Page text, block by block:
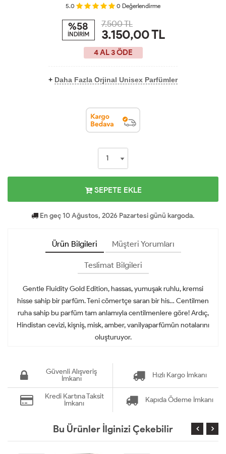
5.0 0 Değerlendirme
%58
İNDİRİM
7.500 TL
3.150,00TL
4 AL 3 ÖDE
+ Daha Fazla Orjinal Unisex Parfümler
SEPETE EKLE
En geç 10 Ağustos, 2026 Pazartesi günü kargoda.
Ürün Bilgileri Müşteri Yorumları
Teslimat Bilgileri
Gentle Fluidity Gold Edition, hassas, yumuşak ruhlu, kremsi
hisse sahip bir parfüm. Teni cömertçe saran bir his… Centilmen
ruha sahip bu parfüm tam anlamıyla centilmenlere göre! Ardıç,
Hindistan cevizi, kişniş, misk, amber, vanilyaparfümün notalarını
oluşturuyor.
Güvenli Alışveriş
İmkanı
Hızlı Kargo İmkanı
Kredi Kartına Taksit
İmkanı
Kapıda Ödeme İmkanı
Bu Ürünler İlginizi Çekebilir